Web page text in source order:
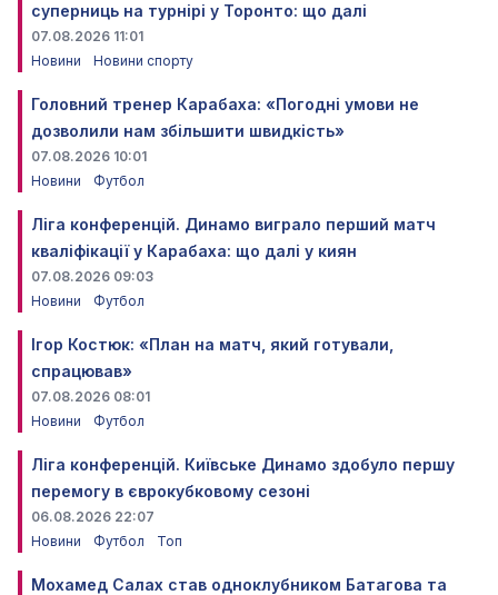
суперниць на турнірі у Торонто: що далі
07.08.2026 11:01
Новини
Новини спорту
Головний тренер Карабаха: «Погодні умови не
дозволили нам збільшити швидкість»
07.08.2026 10:01
Новини
Футбол
Ліга конференцій. Динамо виграло перший матч
кваліфікації у Карабаха: що далі у киян
07.08.2026 09:03
Новини
Футбол
Ігор Костюк: «План на матч, який готували,
спрацював»
07.08.2026 08:01
Новини
Футбол
Ліга конференцій. Київське Динамо здобуло першу
перемогу в єврокубковому сезоні
06.08.2026 22:07
Новини
Футбол Топ
Мохамед Салах став одноклубником Батагова та